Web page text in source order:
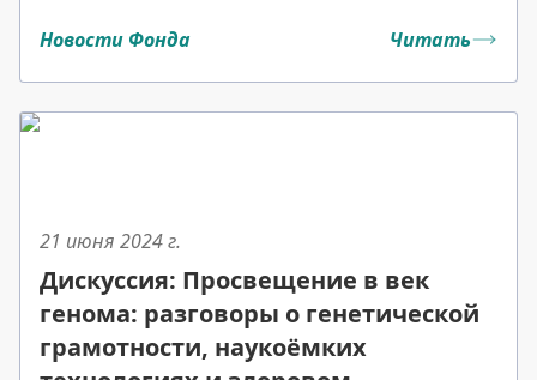
Новости Фонда Читать
21 июня 2024г.
Дискуссия: Просвещение в век
генома: разговоры о генетической
грамотности, наукоёмких